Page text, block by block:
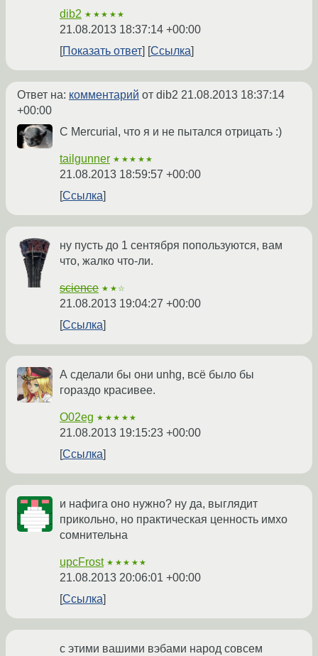
dib2 ★★★★★
21.08.2013 18:37:14 +00:00
Показать ответ
Ссылка
Ответ на: комментарий от dib2 21.08.2013 18:37:14
+00:00
С Merсurial, что я и не пытался отрицать :)
tailgunner ★★★★★
21.08.2013 18:59:57 +00:00
Ссылка
ну пусть до 1 сентября попользуются, вам
что, жалко что-ли.
science ★★☆
21.08.2013 19:04:27 +00:00
Ссылка
А сделали бы они unhg, всё было бы
гораздо красивее.
O02eg ★★★★★
21.08.2013 19:15:23 +00:00
Ссылка
и нафига оно нужно? ну да, выглядит
прикольно, но практическая ценность имхо
сомнительна
upcFrost ★★★★★
21.08.2013 20:06:01 +00:00
Ссылка
с этими вашими вэбами народ совсем